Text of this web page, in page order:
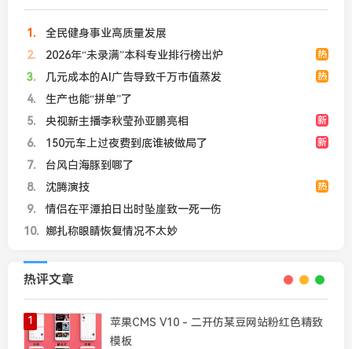
1
全民健身事业高质量发展
2
热
2026年“未录满”本科专业排行榜出炉
3
热
几元成本的AI广告导致千万市值蒸发
4
生产也能“拼单”了
5
新
央视新主播李秋莹孙亚鹏亮相
6
新
150元车上过夜费到底谁被做局了
7
台风白海豚到哪了
8
热
沈腾演技
9
情侣在平潭拍日出时坠崖致一死一伤
10
娜扎称眼睛恢复情况不太妙
热评文章
1
苹果CMS V10 - 二开仿某豆网站粉红色精致
模板